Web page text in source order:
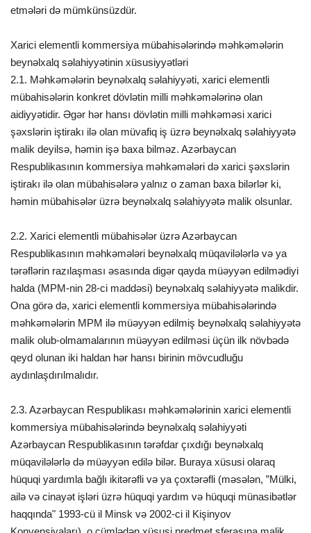
etmələri də mümkünsüzdür.
Xarici elementli kommersiya mübahisələrində məhkəmələrin
beynəlxalq səlahiyyətinin xüsusiyyətləri
2.1. Məhkəmələrin beynəlxalq səlahiyyəti, xarici elementli
mübahisələrin konkret dövlətin milli məhkəmələrinə olan
aidiyyətidir. Əgər hər hansı dövlətin milli məhkəməsi xarici
şəxslərin iştirakı ilə olan müvafiq iş üzrə beynəlxalq səlahiyyətə
malik deyilsə, həmin işə baxa bilməz. Azərbaycan
Respublikasının kommersiya məhkəmələri də xarici şəxslərin
iştirakı ilə olan mübahisələrə yalnız o zaman baxa bilərlər ki,
həmin mübahisələr üzrə beynəlxalq səlahiyyətə malik olsunlar.
2.2. Xarici elementli mübahisələr üzrə Azərbaycan
Respublikasının məhkəmələri beynəlxalq müqavilələrlə və ya
tərəflərin razılaşması əsasında digər qayda müəyyən edilmədiyi
halda (MPM-nin 28-ci maddəsi) beynəlxalq səlahiyyətə malikdir.
Ona görə də, xarici elementli kommersiya mübahisələrində
məhkəmələrin MPM ilə müəyyən edilmiş beynəlxalq səlahiyyətə
malik olub-olmamalarının müəyyən edilməsi üçün ilk növbədə
qeyd olunan iki haldan hər hansı birinin mövcudluğu
aydınlaşdırılmalıdır.
2.3. Azərbaycan Respublikası məhkəmələrinin xarici elementli
kommersiya mübahisələrində beynəlxalq səlahiyyəti
Azərbaycan Respublikasının tərəfdar çıxdığı beynəlxalq
müqavilələrlə də müəyyən edilə bilər. Buraya xüsusi olaraq
hüquqi yardımla bağlı ikitərəfli və ya çoxtərəfli (məsələn, ”Mülki,
ailə və cinayət işləri üzrə hüquqi yardım və hüquqi münasibətlər
haqqında" 1993-cü il Minsk və 2002-ci il Kişinyov